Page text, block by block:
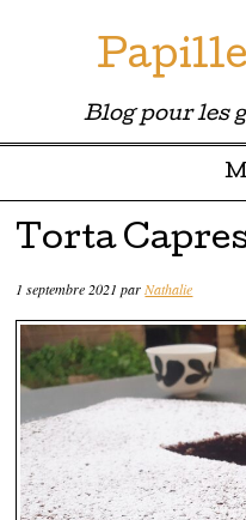
Blog pour les
Passer directement au contenu
Torta
1 septembre 2021 parNathalie